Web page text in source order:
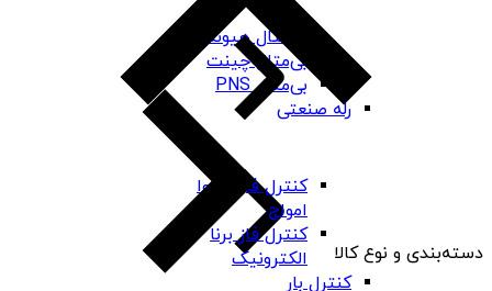
بی‌متال هیوندای
بی‌متال چینت
بی‌متال PNS
رله صنعتی
کنترل فاز شیوا
امواج
کنترل فاز برنا
الکترونیک
کنترل بار
دسته‌بندی و نوع کالا